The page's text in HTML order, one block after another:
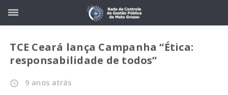
TCE Ceará lança Campanha “Ética:
responsabilidade de todos”
access_time 9 anos atrás